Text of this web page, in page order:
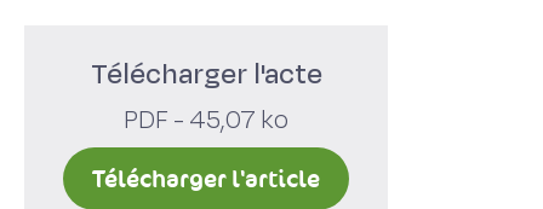
Télécharger l'acte
PDF - 45,07 ko
Télécharger l'article